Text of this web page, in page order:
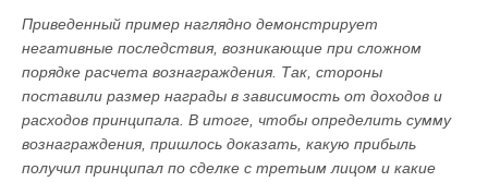
Приведенный пример наглядно демонстрирует
негативные последствия, возникающие при сложном
порядке расчета вознаграждения. Так, стороны
поставили размер награды в зависимость от доходов и
расходов принципала. В итоге, чтобы определить сумму
вознаграждения, пришлось доказать, какую прибыль
получил принципал по сделке с третьим лицом и какие